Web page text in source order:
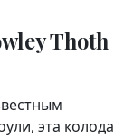
Thoth
эта колода